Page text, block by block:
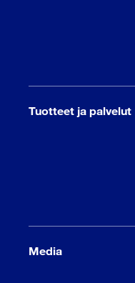
Tuotteet ja palvelut
Media